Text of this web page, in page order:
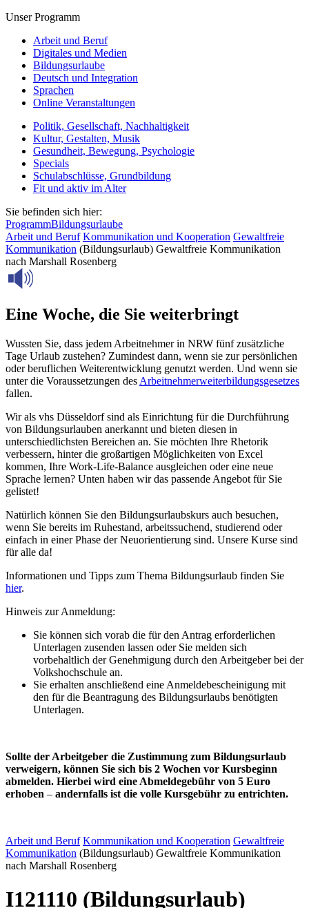
Unser Programm
Arbeit und Beruf
Digitales und Medien
Bildungsurlaube
Deutsch und Integration
Sprachen
Online Veranstaltungen
Politik, Gesellschaft, Nachhaltigkeit
Kultur, Gestalten, Musik
Gesundheit, Bewegung, Psychologie
Specials
Schulabschlüsse, Grundbildung
Fit und aktiv im Alter
Sie befinden sich hier:
ProgrammBildungsurlaube
Arbeit und Beruf Kommunikation und Kooperation Gewaltfreie
Kommunikation (Bildungsurlaub) Gewaltfreie Kommunikation
nach Marshall Rosenberg
Eine Woche, die Sie weiterbringt
Wussten Sie, dass jedem Arbeitnehmer in NRW fünf zusätzliche
Tage Urlaub zustehen? Zumindest dann, wenn sie zur persönlichen
oder beruflichen Weiterentwicklung genutzt werden. Und wenn sie
unter die Voraussetzungen des Arbeitnehmerweiterbildungsgesetzes
fallen.
Wir als vhs Düsseldorf sind als Einrichtung für die Durchführung
von Bildungsurlauben anerkannt und bieten diesen in
unterschiedlichsten Bereichen an. Sie möchten Ihre Rhetorik
verbessern, hinter die großartigen Möglichkeiten von Excel
kommen, Ihre Work-Life-Balance ausgleichen oder eine neue
Sprache lernen? Unten haben wir das passende Angebot für Sie
gelistet!
Natürlich können Sie den Bildungsurlaubskurs auch besuchen,
wenn Sie bereits im Ruhestand, arbeitssuchend, studierend oder
einfach in einer Phase der Neuorientierung sind. Unsere Kurse sind
für alle da!
Informationen und Tipps zum Thema Bildungsurlaub finden Sie
hier.
Hinweis zur Anmeldung:
Sie können sich vorab die für den Antrag erforderlichen
Unterlagen zusenden lassen oder Sie melden sich
vorbehaltlich der Genehmigung durch den Arbeitgeber bei der
Volkshochschule an.
Sie erhalten anschließend eine Anmeldebescheinigung mit
den für die Beantragung des Bildungsurlaubs benötigten
Unterlagen.
Sollte der Arbeitgeber die Zustimmung zum Bildungsurlaub
verweigern, können Sie sich bis 2 Wochen vor Kursbeginn
abmelden. Hierbei wird eine Abmeldegebühr von 5 Euro
erhoben – andernfalls ist die volle Kursgebühr zu entrichten.
Arbeit und Beruf Kommunikation und Kooperation Gewaltfreie
Kommunikation (Bildungsurlaub) Gewaltfreie Kommunikation
nach Marshall Rosenberg
I121110 (Bildungsurlaub)